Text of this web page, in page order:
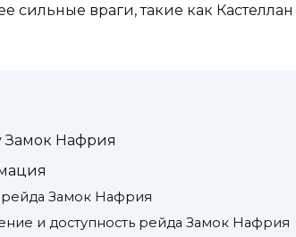
сильные враги, такие как
Замок Нафрия
Замок Нафрия
и доступность рейда Замок Нафрия